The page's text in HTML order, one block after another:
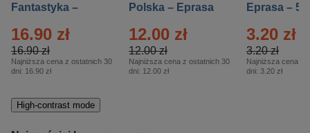
Fantastyka –
16.90 zł
16.90 zł
Najniższa cena z ostatnich 30
dni: 16.90 zł
Polska – Eprasa
12.00 zł
12.00 zł
Najniższa cena z ostatnich 30
dni: 12.00 zł
Eprasa – 5/
3.20 zł
3.20 zł
Najniższa cena z
dni: 3.20 zł
High-contrast mode